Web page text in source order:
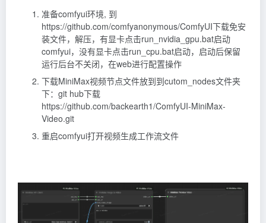
准备comfyui环境, 到
https://github.com/comfyanonymous/ComfyUI下载免安
装文件，解压，有显卡点击run_nvidia_gpu.bat启动
comfyui，没有显卡点击run_cpu.bat启动，启动后保留
运行后台不关闭，在web进行配置操作
下载MiniMax视频节点文件放到到cutom_nodes文件夹
下：git hub下载
https://github.com/backearth1/ComfyUI-MiniMax-
Video.git
重启comfyui打开视频生成工作流文件